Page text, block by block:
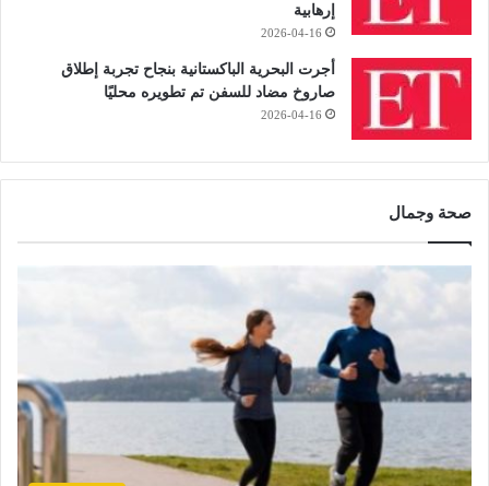
إرهابية
2026-04-16
أجرت البحرية الباكستانية بنجاح تجربة إطلاق
صاروخ مضاد للسفن تم تطويره محليًا
2026-04-16
صحة وجمال